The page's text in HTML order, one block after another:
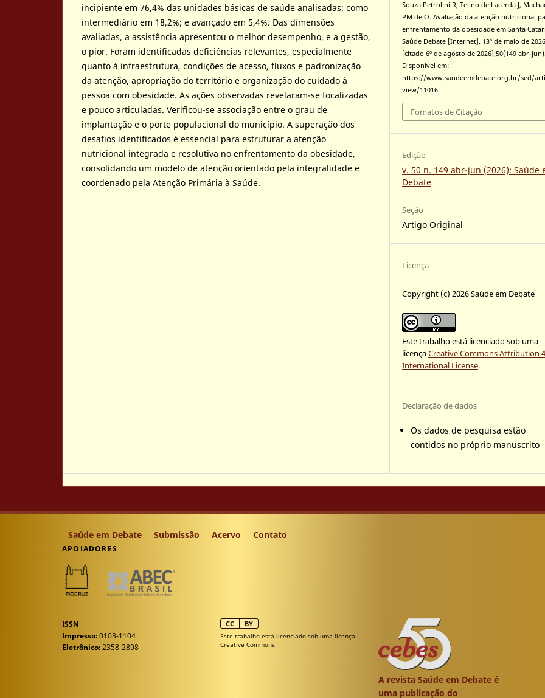
incipiente em 76,4% das unidades básicas de saúde analisadas; como
intermediário em 18,2%; e avançado em 5,4%. Das dimensões
avaliadas, a assistência apresentou o melhor desempenho, e a gestão,
o pior. Foram identificadas deficiências relevantes, especialmente
quanto à infraestrutura, condições de acesso, fluxos e padronização
da atenção, apropriação do território e organização do cuidado à
pessoa com obesidade. As ações observadas revelaram-se focalizadas
e pouco articuladas. Verificou-se associação entre o grau de
implantação e o porte populacional do município. A superação dos
desafios identificados é essencial para estruturar a atenção
nutricional integrada e resolutiva no enfrentamento da obesidade,
consolidando um modelo de atenção orientado pela integralidade e
coordenado pela Atenção Primária à Saúde.
Souza Petrolini R, Telino de Lacerda J,
PM de O. Avaliação da atenção nutricional
enfrentamento da obesidade em Santa
Saúde Debate [Internet]. 13º de maio de 2026
[citado 6º de agosto de 2026];50(149 abr-
Disponível em:
https://www.saudeemdebate.org.br/sed/
view/11016
Fomatos de Citação
Edição
v. 50 n. 149 abr-jun (2026): Saúde
Debate
Seção
Artigo Original
Licença
Copyright (c) 2026 Saúde em Debate
Este trabalho está licenciado sob uma
licençaCreative Commons Attribution
International License.
Declaração de dados
Os dados de pesquisa estão
contidos no próprio manuscrito
Saúde em Debate Submissão Acervo Contato
APOIADORES
ISSN
Impresso:0103-1104
Eletrônico:2358-2898
CC BY
Este trabalho está licenciado sob uma licença
Creative Commons.
A revista Saúde em Debate é
uma publicação do